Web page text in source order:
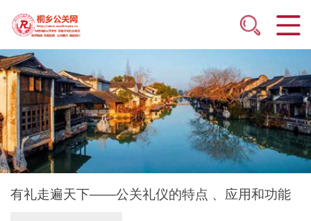
有礼走遍天下——公关礼仪的特点 、应用和功能